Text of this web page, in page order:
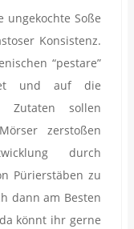
ungekochte Soße
Konsistenz.
“pestare”
und auf die
Zutaten sollen
zerstoßen
durch
Pürierstäben zu
dann am Besten
könnt ihr gerne